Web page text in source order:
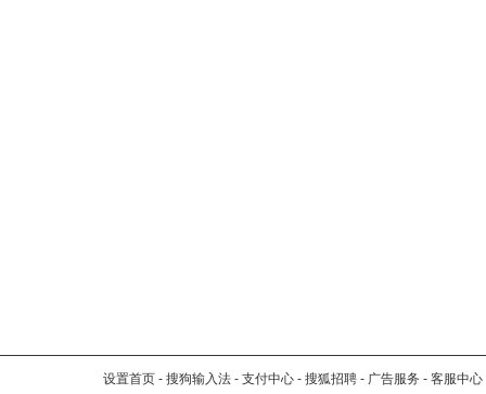
设置首页 - 搜狗输入法 - 支付中心 - 搜狐招聘 - 广告服务 - 客服中心